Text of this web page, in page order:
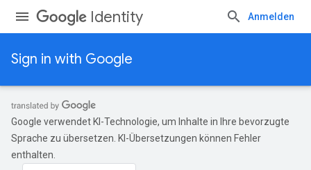
Identity Anmelden
Sign in with Google
Google verwendet KI-Technologie, um Inhalte in Ihre bevorzugte
Sprache zu übersetzen. KI-Übersetzungen können Fehler
enthalten.